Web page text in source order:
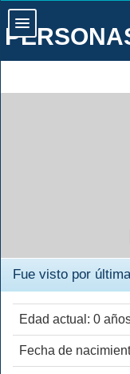
Fue visto por
Edad actual: 0
Fecha de